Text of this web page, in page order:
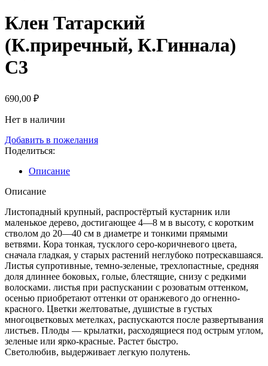
Клен Татарский
(К.приречный, К.Гиннала)
С3
690,00 ₽
Нет в наличии
Добавить в пожелания
Поделиться:
Описание
Описание
Листопадный крупный, распростёртый кустарник или
маленькое дерево, достигающее 4—8 м в высоту, с коротким
стволом до 20—40 см в диаметре и тонкими прямыми
ветвями. Кора тонкая, тусклого серо-коричневого цвета,
сначала гладкая, у старых растений неглубоко потрескавшаяся.
Листья супротивные, темно-зеленые, трехлопастные, средняя
доля длиннее боковых, голые, блестящие, снизу с редкими
волосками. листья при распускании с розоватым оттенком,
осенью приобретают оттенки от оранжевого до огненно-
красного. Цветки желтоватые, душистые в густых
многоцветковых метелках, распускаются после развертывания
листьев. Плоды — крылатки, расходящиеся под острым углом,
зеленые или ярко-красные. Растет быстро.
Светолюбив, выдерживает легкую полутень.